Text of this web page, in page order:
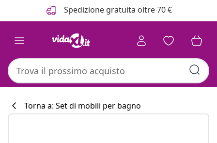
Spedizione gratuita oltre 70 €
Torna a: Set di mobili per bagno